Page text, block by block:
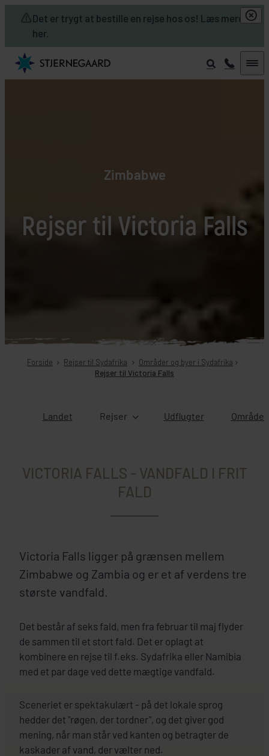
Det er trygt at bestille en rejse hos os! Læs mere
her.
Skip to main content
Rejser til Victoria Falls
Zimbabwe
Forside Rejser til Sydafrika
Områder og byer i Sydafrika
Rejser til Victoria Falls
Landet Rejser Udflugter
VICTORIA FALLS - VANDFALD I FRIT
FALD
Victoria Falls ligger på grænsen mellem
Zimbabwe og Zambia og er et af verdens tre
største vandfald.
Det består af seks fald, men fra februar til maj flyder
de sammen til et stort fald. Det er oplagt at
kombinere en rejse til f.eks. Sydafrika eller Namibia
med et par dage ved dette mægtige vandfald.
Sceneriet er spektakulært - på det lokale sprog
hedder det "røgen, der tordner", og det giver god
mening, når man står ved kanten og betragter de
kaskader af vand, der vælter ned.